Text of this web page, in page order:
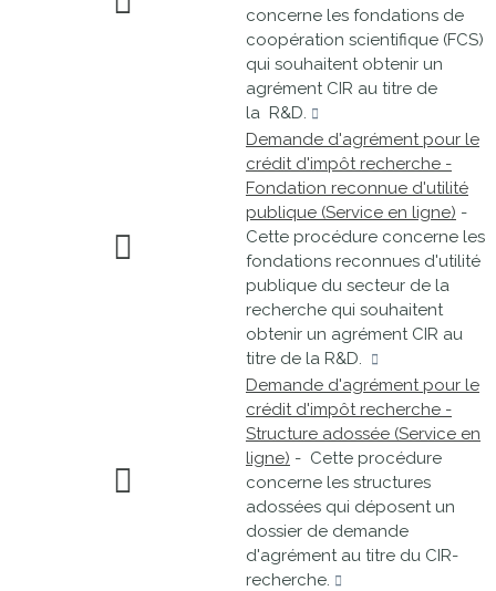
concerne les fondations de
coopération scientifique (FCS)
qui souhaitent obtenir un
agrément CIR au titre de
la R&D.
Demande d'agrément pour le
crédit d'impôt recherche -
Fondation reconnue d'utilité
publique (Service en ligne) -
Cette procédure concerne les
fondations reconnues d'utilité
publique du secteur de la
recherche qui souhaitent
obtenir un agrément CIR au
titre de la R&D.
Demande d'agrément pour le
crédit d'impôt recherche -
Structure adossée (Service en
ligne) - Cette procédure
concerne les structures
adossées qui déposent un
dossier de demande
d'agrément au titre du CIR-
recherche.